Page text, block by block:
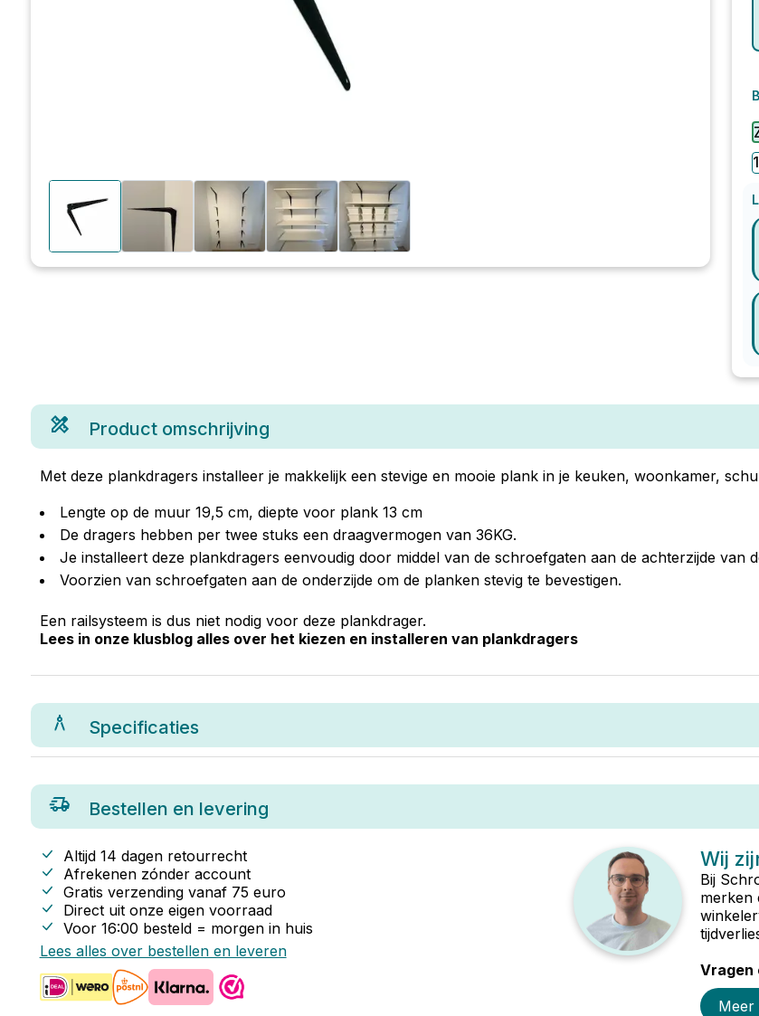
Product omschrijving
Met deze plankdragers installeer je makkelijk een stevige en mooie plank in je keuken, woonkamer,
Lengte op de muur 19,5 cm, diepte voor plank 13 cm
De dragers hebben per twee stuks een draagvermogen van 36KG.
Je installeert deze plankdragers eenvoudig door middel van de schroefgaten aan de achterzijde van
Voorzien van schroefgaten aan de onderzijde om de planken stevig te bevestigen.
Een railsysteem is dus niet nodig voor deze plankdrager.
Lees in onze klusblog alles over het kiezen en installeren van plankdragers
Specificaties
Bestellen en levering
Altijd 14 dagen retourrecht
Afrekenen zónder account
Gratis verzending vanaf 75 euro
Direct uit onze eigen voorraad
Voor 16:00 besteld = morgen in huis
Lees alles over bestellen en leveren
Wij
Bij
merken
Vragen
Meer